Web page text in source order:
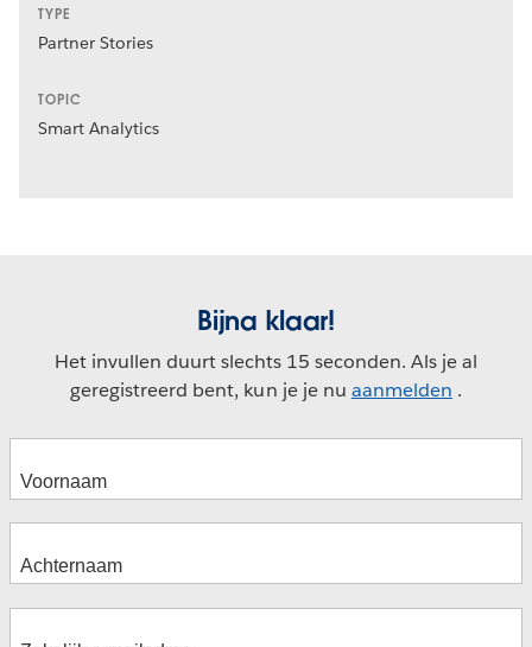
TYPE
Partner Stories
TOPIC
Smart Analytics
Bijna klaar!
Het invullen duurt slechts 15 seconden. Als je al
geregistreerd bent, kun je je nu aanmelden .